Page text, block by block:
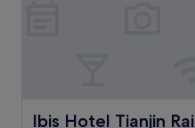
Ibis Hotel Tianjin
Ibis Hotel Tianjin